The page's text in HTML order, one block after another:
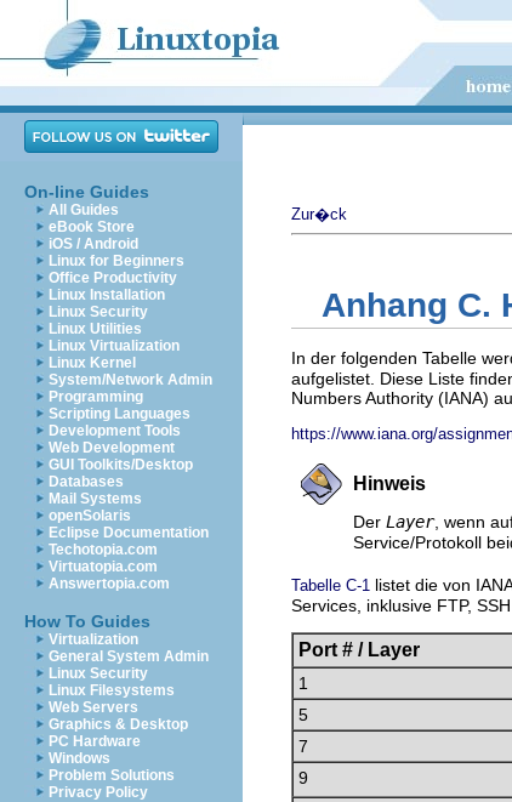
On-line Guides
All Guides
eBook Store
iOS / Android
Linux for Beginners
Office Productivity
Linux Installation
Linux Security
Linux Utilities
Linux Virtualization
Linux Kernel
System/Network Admin
Programming
Scripting Languages
Development Tools
Web Development
GUI Toolkits/Desktop
Databases
Mail Systems
openSolaris
Eclipse Documentation
Techotopia.com
Virtuatopia.com
Answertopia.com
How To Guides
Virtualization
General System Admin
Linux Security
Linux Filesystems
Web Servers
Graphics & Desktop
PC Hardware
Windows
Problem Solutions
Privacy Policy
Zur�ck
Anhang C.
In der folgenden Tabelle
aufgelistet. Diese Liste
Numbers Authority (IANA)
https://www.iana.org/
Hinweis
Der Layer, wenn
Service/Protokoll
Tabelle C-1 listet die von
Services, inklusive FTP,
Port # / Layer
1
5
7
9